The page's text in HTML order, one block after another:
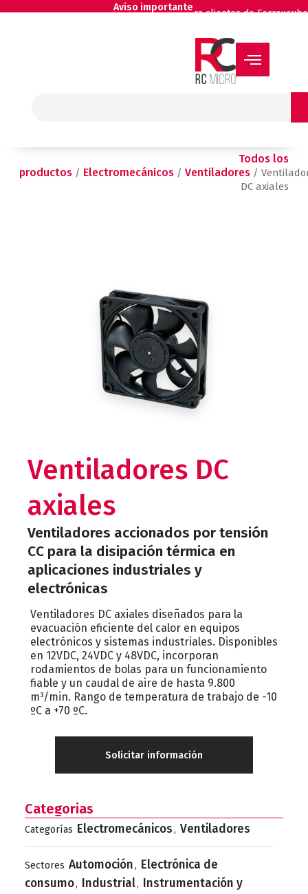
para clientes de Ferroxcube
Aviso importante
Todos los
productos / Electromecánicos /Ventiladores /
DC axiales
Ventiladores DC
axiales
Ventiladores accionados por tensión
CC para la disipación térmica en
aplicaciones industriales y
electrónicas
Ventiladores DC axiales diseñados para la
evacuación eficiente del calor en equipos
electrónicos y sistemas industriales. Disponibles
en 12VDC, 24VDC y 48VDC, incorporan
rodamientos de bolas para un funcionamiento
fiable y un caudal de aire de hasta 9.800
m³/min. Rango de temperatura de trabajo de -10
ºC a +70 ºC.
Solicitar información
Categorias
Categorías Electromecánicos, Ventiladores
Sectores Automoción, Electrónica de
consumo, Industrial, Instrumentación y